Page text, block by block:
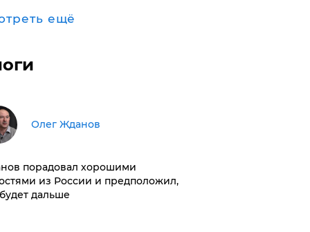
ещё
Олег Жданов
порадовал хорошими
из России и предположил,
дальше